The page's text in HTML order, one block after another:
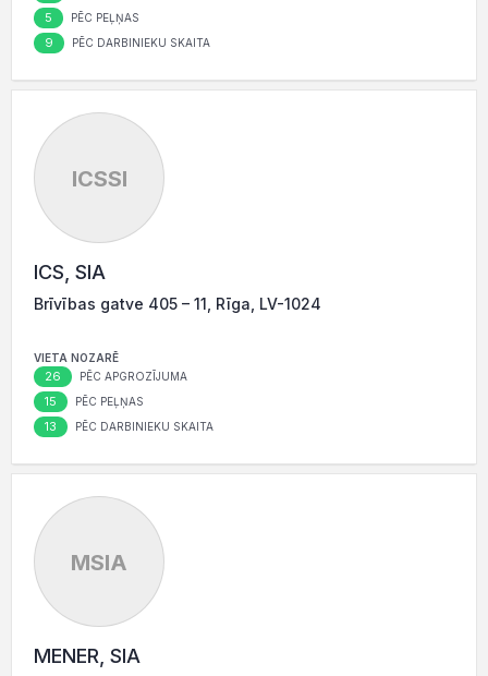
5 PĒC PEĻŅAS
9 PĒC DARBINIEKU SKAITA
ICSSI
ICS, SIA
Brīvības gatve 405 – 11, Rīga, LV-1024
VIETA NOZARĒ
26 PĒC APGROZĪJUMA
15 PĒC PEĻŅAS
13 PĒC DARBINIEKU SKAITA
MSIA
MENER, SIA